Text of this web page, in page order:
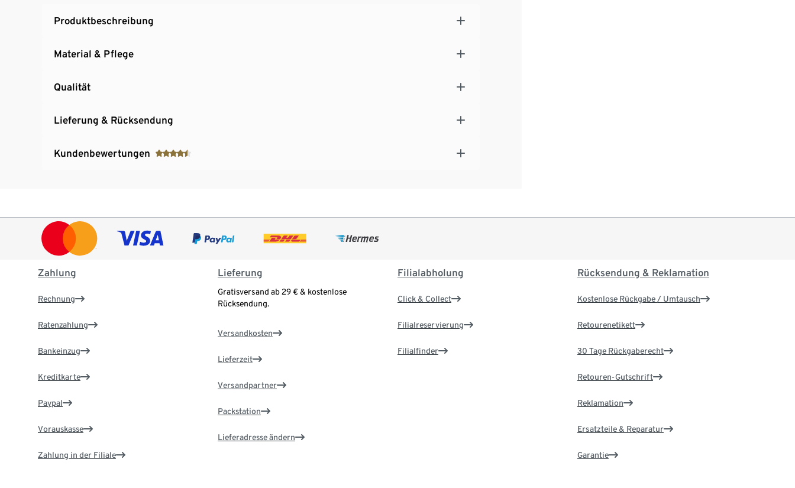
Produktbeschreibung
Material & Pflege
Qualität
Lieferung & Rücksendung
Kundenbewertungen
Zahlung
Rechnung
Ratenzahlung
Bankeinzug
Kreditkarte
Paypal
Vorauskasse
Zahlung in der Filiale
Lieferung
Gratisversand ab 29 € & kostenlose
Rücksendung.
Versandkosten
Lieferzeit
Versandpartner
Packstation
Lieferadresse ändern
Filialabholung
Click & Collect
Filialreservierung
Filialfinder
Rücksendung & Reklamation
Kostenlose Rückgabe / Umtausch
Retourenetikett
30 Tage Rückgaberecht
Retouren-Gutschrift
Reklamation
Ersatzteile & Reparatur
Garantie